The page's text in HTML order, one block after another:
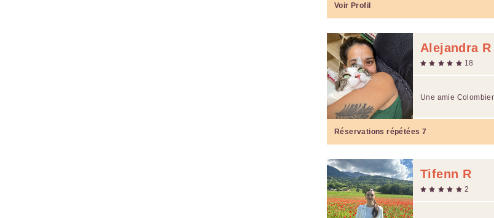
Voir Profil
Alejandra R
18
Une amie
Réservations répétées 7
Tifenn R
2